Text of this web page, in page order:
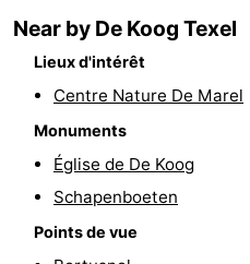
Park
Texel
Buytenveldt
-
Krim
EuroParcs
Kustpark
Texel
Sluftervallei
Near by De Koog Texel
Lieux d'intérêt
Centre Nature De Marel
Monuments
Église de De Koog
Schapenboeten
Points de vue